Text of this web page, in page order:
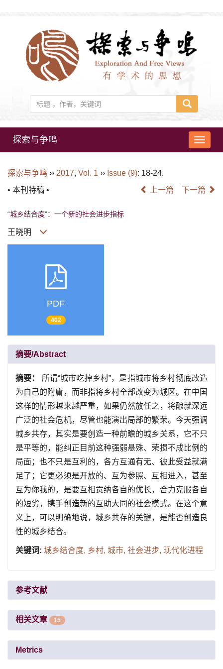
导
航
探索与争鸣
探索与争鸣 ›› 2017, Vol. 1 ›› Issue (9): 18-24.
• 本刊特稿 •
上一篇 下一篇
“城乡结合度”：一个新的社会进步指标
王晓明
PDF
402
摘要/Abstract
摘要： 所谓“城市吃掉乡村”，是指城市将乡村彻底改造
为自己的附庸，而非指将乡村全部改变为城区。在中国
这样的情形越来越严重，如果仍然放任之，将酿就深远
广泛的社会危机，尽管也能演出局部的繁荣。今天强调
城乡共存，其实是要创造一种前瞻的城乡关系，它不只
是平等的，能纠正目前这种强弱悬殊、荣损不成比例的
局面；也不只是互利的，各方互通有无、彼此受益就满
足了；它更必须是开放的、互为参照、互相进入，甚至
互为你我的，是要互相贡纳各自的优长，合力克服各自
的短劣，携手创造新的互助大同的社会模式。在这个意
义上，可以明确地说，城乡共存的关键，是能否创造良
性的城乡结合。
关键词: 城乡结合度, 乡村, 城市, 社会进步, 现代化进程
参考文献
相关文章 15
Metrics